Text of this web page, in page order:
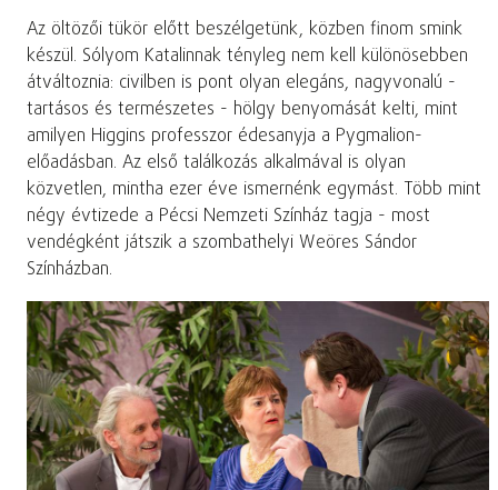
Az öltözői tükör előtt beszélgetünk, közben finom smink
készül. Sólyom Katalinnak tényleg nem kell különösebben
átváltoznia: civilben is pont olyan elegáns, nagyvonalú -
tartásos és természetes - hölgy benyomását kelti, mint
amilyen Higgins professzor édesanyja a Pygmalion-
előadásban. Az első találkozás alkalmával is olyan
közvetlen, mintha ezer éve ismernénk egymást. Több mint
négy évtizede a Pécsi Nemzeti Színház tagja - most
vendégként játszik a szombathelyi Weöres Sándor
Színházban.